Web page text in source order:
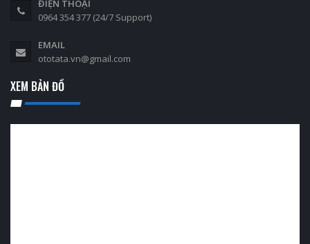
ĐIỆN THOẠI
0964 354 377 (24/7 Support)
EMAIL
ototata.vn@gmail.com
XEM BẢN ĐỒ